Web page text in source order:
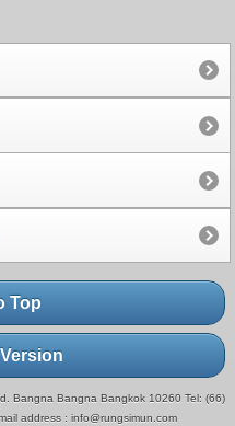
Top
Bangna Bangna Bangkok 10260 Tel: (66)
address : info@rungsimun.com